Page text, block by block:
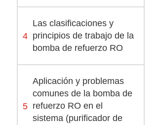
4
Las clasificaciones y
principios de trabajo de la
bomba de refuerzo RO
5
Aplicación y problemas
comunes de la bomba de
refuerzo RO en el
sistema (purificador de